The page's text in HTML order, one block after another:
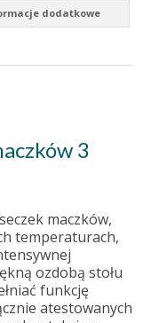
dodatkowe
3
maczków,
temperaturach,
ozdobą stołu
funkcję
atestowanych